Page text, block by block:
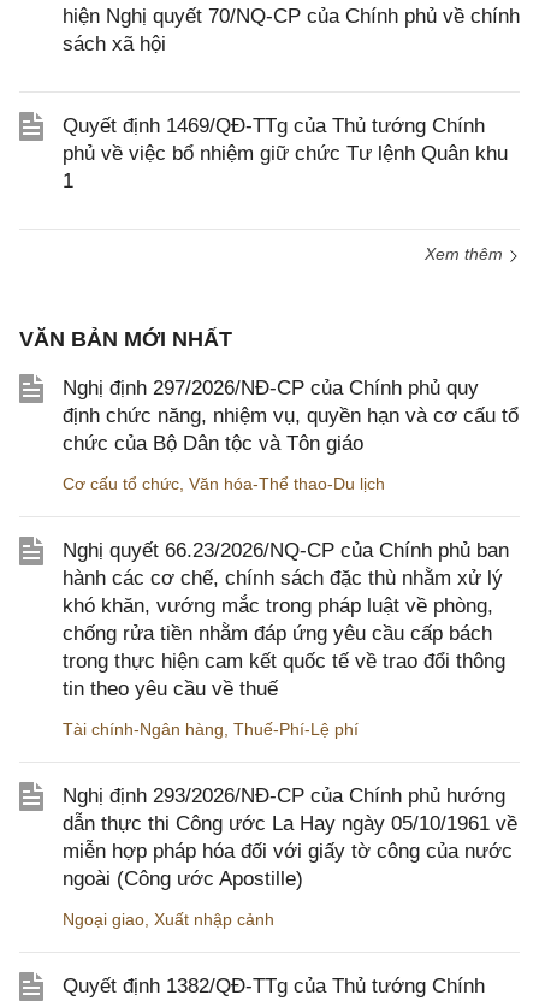
hiện Nghị quyết 70/NQ-CP của Chính phủ về chính
sách xã hội
Quyết định 1469/QĐ-TTg của Thủ tướng Chính
phủ về việc bổ nhiệm giữ chức Tư lệnh Quân khu
1
Xem thêm
VĂN BẢN MỚI NHẤT
Nghị định 297/2026/NĐ-CP của Chính phủ quy
định chức năng, nhiệm vụ, quyền hạn và cơ cấu tổ
chức của Bộ Dân tộc và Tôn giáo
Cơ cấu tổ chức, Văn hóa-Thể thao-Du lịch
Nghị quyết 66.23/2026/NQ-CP của Chính phủ ban
hành các cơ chế, chính sách đặc thù nhằm xử lý
khó khăn, vướng mắc trong pháp luật về phòng,
chống rửa tiền nhằm đáp ứng yêu cầu cấp bách
trong thực hiện cam kết quốc tế về trao đổi thông
tin theo yêu cầu về thuế
Tài chính-Ngân hàng, Thuế-Phí-Lệ phí
Nghị định 293/2026/NĐ-CP của Chính phủ hướng
dẫn thực thi Công ước La Hay ngày 05/10/1961 về
miễn hợp pháp hóa đối với giấy tờ công của nước
ngoài (Công ước Apostille)
Ngoại giao, Xuất nhập cảnh
Quyết định 1382/QĐ-TTg của Thủ tướng Chính